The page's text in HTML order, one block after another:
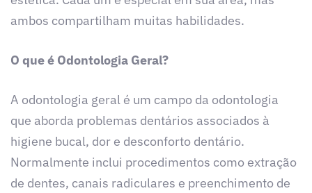
ambos compartilham muitas habilidades.
O que é Odontologia Geral?
A odontologia geral é um campo da odontologia
que aborda problemas dentários associados à
higiene bucal, dor e desconforto dentário.
Normalmente inclui procedimentos como extração
de dentes, canais radiculares e preenchimento de